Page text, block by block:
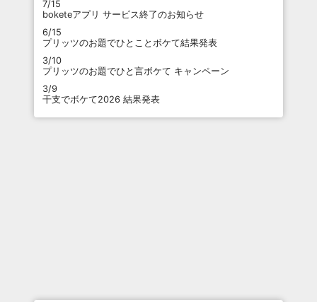
7/15
boketeアプリ サービス終了のお知らせ
6/15
プリッツのお題でひとことボケて結果発表
3/10
プリッツのお題でひと言ボケて キャンペーン
3/9
干支でボケて2026 結果発表